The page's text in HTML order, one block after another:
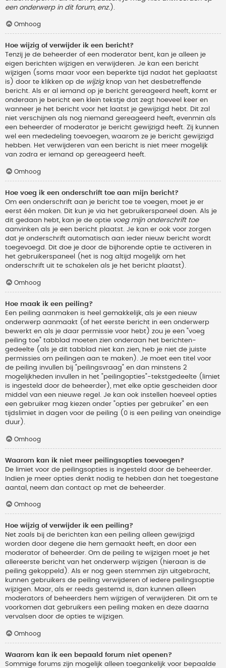
een onderwerp in dit forum, enz. ).
Omhoog
Hoe wijzig of verwijder ik een bericht?
Tenzij je de beheerder of een moderator bent, kan je alleen je
eigen berichten wijzigen en verwijderen. Je kan een bericht
wijzigen (soms maar voor een beperkte tijd nadat het geplaatst
is) door te klikken op de wijzigknop van het desbetreffende
bericht. Als er al iemand op je bericht gereageerd heeft, komt er
onderaan je bericht een klein tekstje dat zegt hoeveel keer en
wanneer je het bericht voor het laatst je gewijzigd hebt. Dit zal
niet verschijnen als nog niemand gereageerd heeft, evenmin als
een beheerder of moderator je bericht gewijzigd heeft. Zij kunnen
wel een mededeling toevoegen, waarom ze je bericht gewijzigd
hebben. Het verwijderen van een bericht is niet meer mogelijk
van zodra er iemand op gereageerd heeft.
Omhoog
Hoe voeg ik een onderschrift toe aan mijn bericht?
Om een onderschrift aan je bericht toe te voegen, moet je er
eerst één maken. Dit kun je via het gebruikerspaneel doen. Als je
dit gedaan hebt, kan je de optie voeg mijn onderschrift toe
aanvinken als je een bericht plaatst. Je kan er ook voor zorgen
dat je onderschrift automatisch aan ieder nieuw bericht wordt
toegevoegd. Dit doe je door de bijhorende optie te activeren in
het gebruikerspaneel (het is nog altijd mogelijk om het
onderschrift uit te schakelen als je het bericht plaatst).
Omhoog
Hoe maak ik een peiling?
Een peiling aanmaken is heel gemakkelijk, als je een nieuw
onderwerp aanmaakt (of het eerste bericht in een onderwerp
bewerkt en als je daar permissie voor hebt) zou je een "voeg
peiling toe" tabblad moeten zien onderaan het berichten-
gedeelte (als je dit tabblad niet kan zien, heb je niet de juiste
permissies om peilingen aan te maken). Je moet een titel voor
de peiling invullen bij "peilingsvraag" en dan minstens 2
mogelijkheden invullen in het "peilingopties"-tekstgedeelte (limiet
is ingesteld door de beheerder), met elke optie gescheiden door
middel van een nieuwe regel. Je kan ook instellen hoeveel opties
een gebruiker mag kiezen onder "opties per gebruiker" en een
tijdslimiet in dagen voor de peiling (0 is een peiling van oneindige
duur).
Omhoog
Waarom kan ik niet meer peilingsopties toevoegen?
De limiet voor de peilingsopties is ingesteld door de beheerder.
Indien je meer opties denkt nodig te hebben dan het toegestane
aantal, neem dan contact op met de beheerder.
Omhoog
Hoe wijzig of verwijder ik een peiling?
Net zoals bij de berichten kan een peiling alleen gewijzigd
worden door degene die hem gemaakt heeft, en door een
moderator of beheerder. Om de peiling te wijzigen moet je het
allereerste bericht van het onderwerp wijzigen (hieraan is de
peiling gekoppeld). Als er nog geen stemmen zijn uitgebracht,
kunnen gebruikers de peiling verwijderen of iedere peilingsoptie
wijzigen. Maar, als er reeds gestemd is, dan kunnen alleen
moderators of beheerders hem wijzigen of verwijderen. Dit om te
voorkomen dat gebruikers een peiling maken en deze daarna
vervalsen door de opties te wijzigen.
Omhoog
Waarom kan ik een bepaald forum niet openen?
Sommige forums zijn mogelijk alleen toegankelijk voor bepaalde